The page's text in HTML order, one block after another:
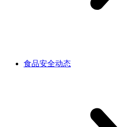
食品安全动态